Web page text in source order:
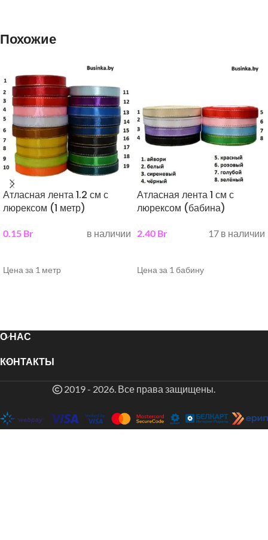
Похожие
Атласная лента 1.2 см с
люрексом (1 метр)
0.15 Br в наличии
Цена за 1 метр
Атласная лента 1 см с
люрексом (бабина)
2.40 Br 17 в наличии
Цена за 1 бабину
О НАС
КОНТАКТЫ
2019 - 2026. Все права защищены.